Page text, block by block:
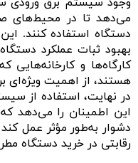
می‌دهد تا در محیط‌های
دستگاه استفاده کنند.
بهبود ثبات عملکرد
کارگاه‌ها و
هستند، از اهمیت ویژه‌ای
در نهایت، استفاده از
این اطمینان را می‌دهد
دشوار به‌طور مؤثر عمل
رقابتی در خرید دستگاه